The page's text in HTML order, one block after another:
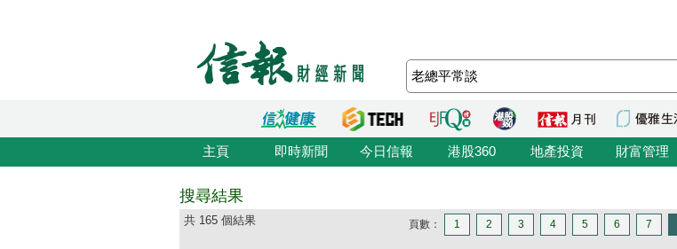
主頁 即時新聞 今日信報 港股360 地產投資 財富管理
搜尋結果
共 165 個結果 頁數： 1 2 3 4 5 6 7